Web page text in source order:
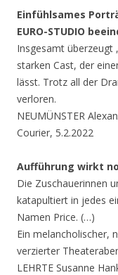
Einfühlsames
EURO-STUDIO
Insgesamt überzeugt
starken Cast, der
lässt. Trotz all der
verloren.
NEUMÜNSTER
Courier, 5.2.2022
Aufführung wirkt
Die Zuschauerinnen
katapultiert in jedes
Namen Price. (…)
Ein melancholischer,
verzierter
LEHRTE Susanne